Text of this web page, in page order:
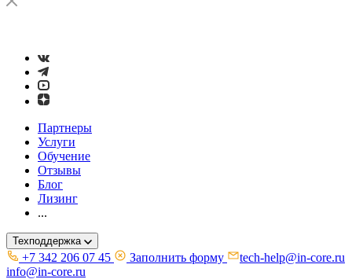
Партнеры
Услуги
Обучение
Отзывы
Блог
Лизинг
...
Техподдержка
+7 342 206 07 45 Заполнить форму
tech-help@in-core.ru
info@in-core.ru